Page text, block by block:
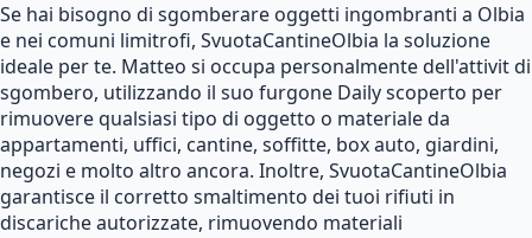
Se hai bisogno di sgomberare oggetti ingombranti a Olbia
e nei comuni limitrofi, SvuotaCantineOlbia la soluzione
ideale per te. Matteo si occupa personalmente dell'attivit di
sgombero, utilizzando il suo furgone Daily scoperto per
rimuovere qualsiasi tipo di oggetto o materiale da
appartamenti, uffici, cantine, soffitte, box auto, giardini,
negozi e molto altro ancora. Inoltre, SvuotaCantineOlbia
garantisce il corretto smaltimento dei tuoi rifiuti in
discariche autorizzate, rimuovendo materiali